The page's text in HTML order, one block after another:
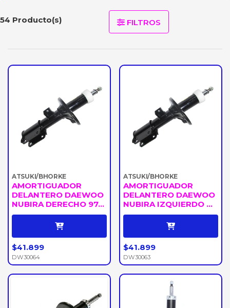
54 Producto(s) FILTROS
ATSUKI/BHORKE
AMORTIGUADOR
DELANTERO DAEWOO
NUBIRA DERECHO 97...
$41.899
DW30064
ATSUKI/BHORKE
AMORTIGUADOR
DELANTERO DAEWOO
NUBIRA IZQUIERDO ...
$41.899
DW30063